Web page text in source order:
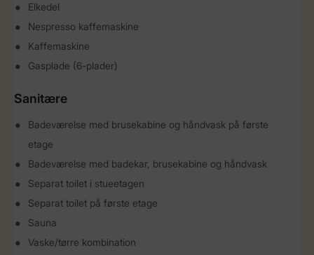
Elkedel
Nespresso kaffemaskine
Kaffemaskine
Gasplade (6-plader)
Sanitære
Badeværelse med brusekabine og håndvask på første
etage
Badeværelse med badekar, brusekabine og håndvask
Separat toilet i stueetagen
Separat toilet på første etage
Sauna
Vaske/tørre kombination